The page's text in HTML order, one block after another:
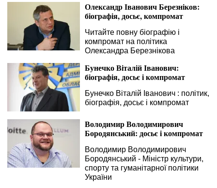
Олександр Іванович Березніков:
біографія, досьє, компромат
Читайте повну біографію і
компромат на політика
Олександра Березнікова
Бунечко Віталій Іванович:
біографія, досьє і компромат
Бунечко Віталій Іванович : політик,
біографія, досьє і компромат
Володимир Володимирович
Бородянський: досьє і компромат
Володимир Володимирович
Бородянський - Міністр культури,
спорту та гуманітарної політики
України